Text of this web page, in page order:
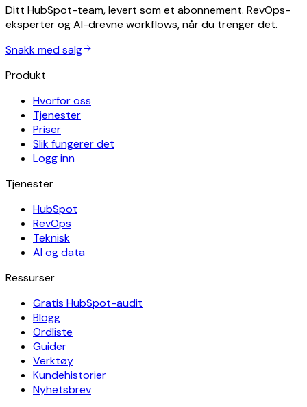
Ditt HubSpot-team, levert som et abonnement. RevOps-
eksperter og AI-drevne workflows, når du trenger det.
Snakk med salg
Produkt
Hvorfor oss
Tjenester
Priser
Slik fungerer det
Logg inn
Tjenester
HubSpot
RevOps
Teknisk
AI og data
Ressurser
Gratis HubSpot-audit
Blogg
Ordliste
Guider
Verktøy
Kundehistorier
Nyhetsbrev